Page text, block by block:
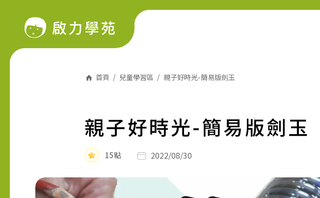
首頁 兒童學習區 親子好時光-簡易版劍玉
親子好時光-簡易版劍玉
15點 2022/08/30